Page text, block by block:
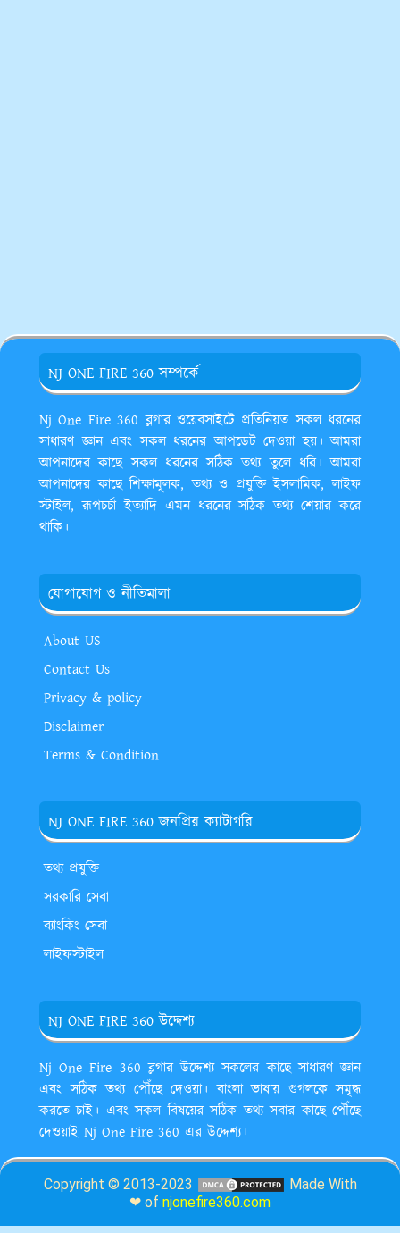
NJ ONE FIRE 360 সম্পর্কে
Nj One Fire 360 ব্লগার ওয়েবসাইটে প্রতিনিয়ত সকল ধরনের
সাধারণ জ্ঞান এবং সকল ধরনের আপডেট দেওয়া হয়। আমরা
আপনাদের কাছে সকল ধরনের সঠিক তথ্য তুলে ধরি। আমরা
আপনাদের কাছে শিক্ষামূলক, তথ্য ও প্রযুক্তি ইসলামিক, লাইফ
স্টাইল, রূপচর্চা ইত্যাদি এমন ধরনের সঠিক তথ্য শেয়ার করে
থাকি।
যোগাযোগ ও নীতিমালা
About US
Contact Us
Privacy & policy
Disclaimer
Terms & Condition
NJ ONE FIRE 360 জনপ্রিয় ক্যাটাগরি
তথ্য প্রযুক্তি
সরকারি সেবা
ব্যাংকিং সেবা
লাইফস্টাইল
NJ ONE FIRE 360 উদ্দেশ্য
Nj One Fire 360 ব্লগার উদ্দেশ্য সকলের কাছে সাধারণ জ্ঞান
এবং সঠিক তথ্য পৌঁছে দেওয়া। বাংলা ভাষায় গুগলকে সমৃদ্ধ
করতে চাই। এবং সকল বিষয়ের সঠিক তথ্য সবার কাছে পৌঁছে
দেওয়াই Nj One Fire 360 এর উদ্দেশ্য।
Copyright © 2013-2023
Made With
❤ of njonefire360.com